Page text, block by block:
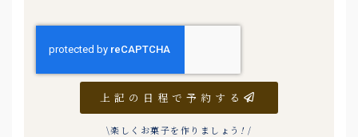
上記の日程で予約する
\楽しくお菓子を作りましょう !/